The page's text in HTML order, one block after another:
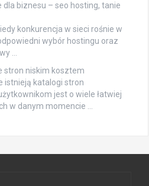
dla biznesu – seo hosting, tanie
konkurencja w sieci rośnie w
wybór hostingu oraz
…
stron niskim kosztem
istnieją katalogi stron
jest o wiele łatwiej
w danym momencie …